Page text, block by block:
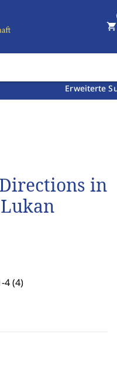
Erweiterte
shopping_cart
in
4 (4)